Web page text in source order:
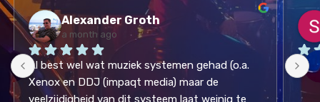
Alexander Groth
a month ago
Al best wel wat muziek systemen gehad (o.a.
Xenox en DDJ (impaqt media) maar de
veelzijdigheid van dit systeem laat weinig te